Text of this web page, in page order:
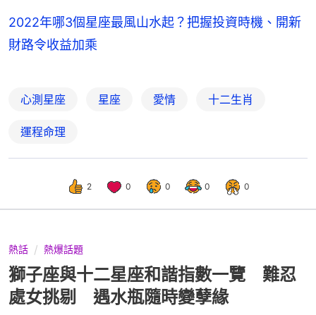
2022年哪3個星座最風山水起？把握投資時機、開新
財路令收益加乘
心測星座 星座 愛情 十二生肖
運程命理
2 0 0 0 0
熱話 熱爆話題
獅子座與十二星座和諧指數一覽 難忍
處女挑剔 遇水瓶隨時變孽緣